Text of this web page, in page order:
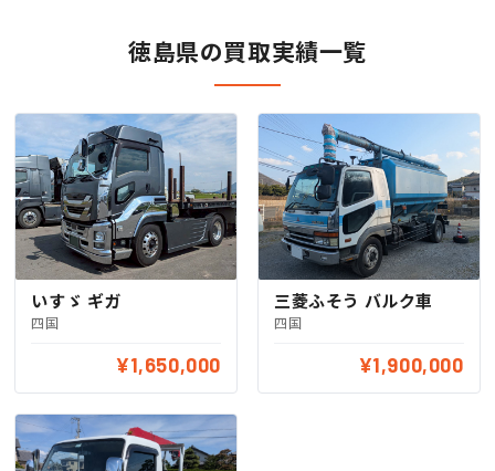
徳島県の買取実績一覧
いすゞ ギガ
四国
¥1,650,000
三菱ふそう バルク車
四国
¥1,900,000